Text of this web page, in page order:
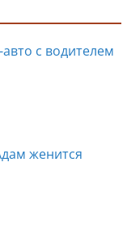
с водителем
женится